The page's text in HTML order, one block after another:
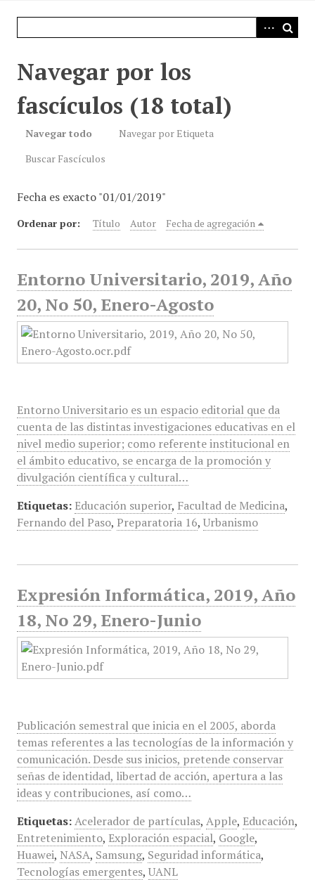
Navegar por los
fascículos (18 total)
Navegar todo
Navegar por Etiqueta
Buscar Fascículos
Fecha es exacto "01/01/2019"
Ordenar por: Título Autor Fecha de agregación
Entorno Universitario, 2019, Año
20, No 50, Enero-Agosto
Entorno Universitario es un espacio editorial que da
cuenta de las distintas investigaciones educativas en el
nivel medio superior; como referente institucional en
el ámbito educativo, se encarga de la promoción y
divulgación científica y cultural…
Etiquetas: Educación superior, Facultad de Medicina,
Fernando del Paso, Preparatoria 16, Urbanismo
Expresión Informática, 2019, Año
18, No 29, Enero-Junio
Publicación semestral que inicia en el 2005, aborda
temas referentes a las tecnologías de la información y
comunicación. Desde sus inicios, pretende conservar
señas de identidad, libertad de acción, apertura a las
ideas y contribuciones, así como…
Etiquetas: Acelerador de partículas, Apple, Educación,
Entretenimiento, Exploración espacial, Google,
Huawei, NASA, Samsung, Seguridad informática,
Tecnologías emergentes, UANL